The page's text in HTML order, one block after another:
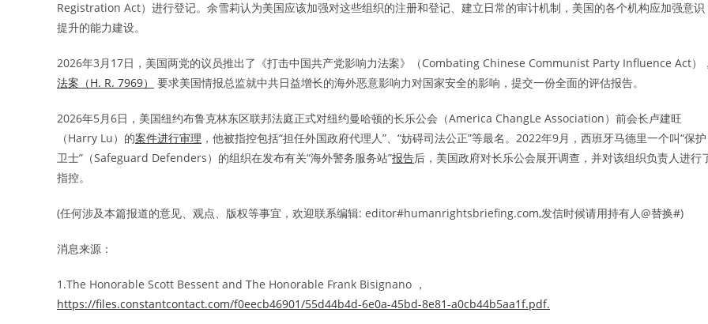
Registration Act）进行登记。余雪莉认为美国应该加强对这些组织的注册和登记、建立日常的审计机制，美国的各个机构应加强意识
提升的能力建设。
2026年3月17日，美国两党的议员推出了《打击中国共产党影响力法案》（Combating Chinese Communist Party Influence Act），
法案（H. R. 7969）
要求美国情报总监就中共日益增长的海外恶意影响力对国家安全的影响，提交一份全面的评估报告。
2026年5月6日，美国纽约布鲁克林东区联邦法庭正式对纽约曼哈顿的长乐公会（America ChangLe Association）前会长卢建旺
（Harry Lu）的案件进行审理 ，他被指控包括“担任外国政府代理人”、“妨碍司法公正”等最名。2022年9月，西班牙马德里一个叫“保护
卫士”（Safeguard Defenders）的组织在发布有关“海外警务服务站”报告后，美国政府对长乐公会展开调查，并对该组织负责人进行
指控。
(任何涉及本篇报道的意见、观点、版权等事宜，欢迎联系编辑: editor#humanrightsbriefing.com,发信时候请用持有人@替换#)
消息来源：
1.The Honorable Scott Bessent and The Honorable Frank Bisignano ，
https://files.constantcontact.com/f0eecb46901/55d44b4d-6e0a-45bd-8e81-a0cb44b5aa1f.pdf.